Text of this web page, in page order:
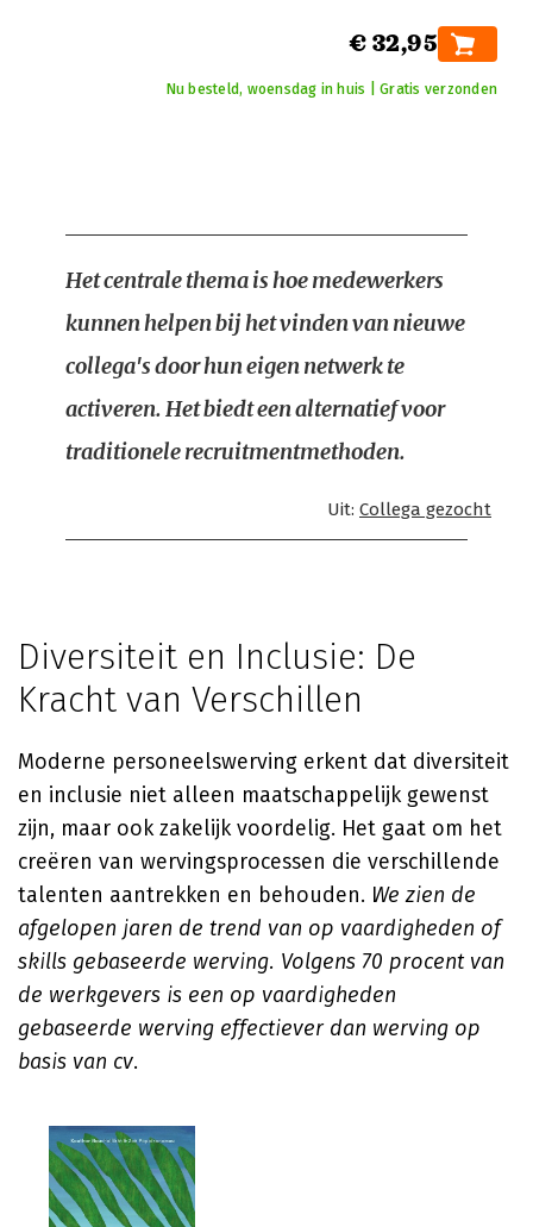
€ 32,95
Nu besteld, woensdag in huis | Gratis verzonden
Het centrale thema is hoe medewerkers
kunnen helpen bij het vinden van nieuwe
collega's door hun eigen netwerk te
activeren. Het biedt een alternatief voor
traditionele recruitmentmethoden.
Uit: Collega gezocht
Diversiteit en Inclusie: De
Kracht van Verschillen
Moderne personeelswerving erkent dat diversiteit
en inclusie niet alleen maatschappelijk gewenst
zijn, maar ook zakelijk voordelig. Het gaat om het
creëren van wervingsprocessen die verschillende
talenten aantrekken en behouden. We zien de
afgelopen jaren de trend van op vaardigheden of
skills gebaseerde werving. Volgens 70 procent van
de werkgevers is een op vaardigheden
gebaseerde werving effectiever dan werving op
basis van cv.